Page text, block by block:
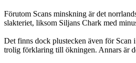
Förutom Scans minskning är det
slakteriet, liksom Siljans Chark med
Det finns dock plustecken även för Scan
trolig förklaring till ökningen. Annars är